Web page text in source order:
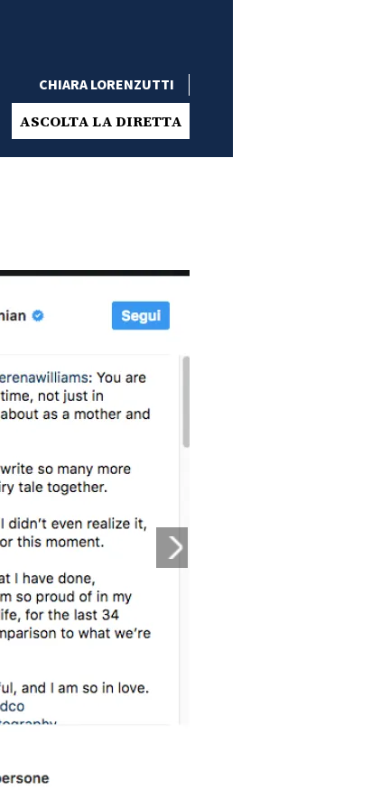
CHIARA LORENZUTTI
ASCOLTA LA DIRETTA